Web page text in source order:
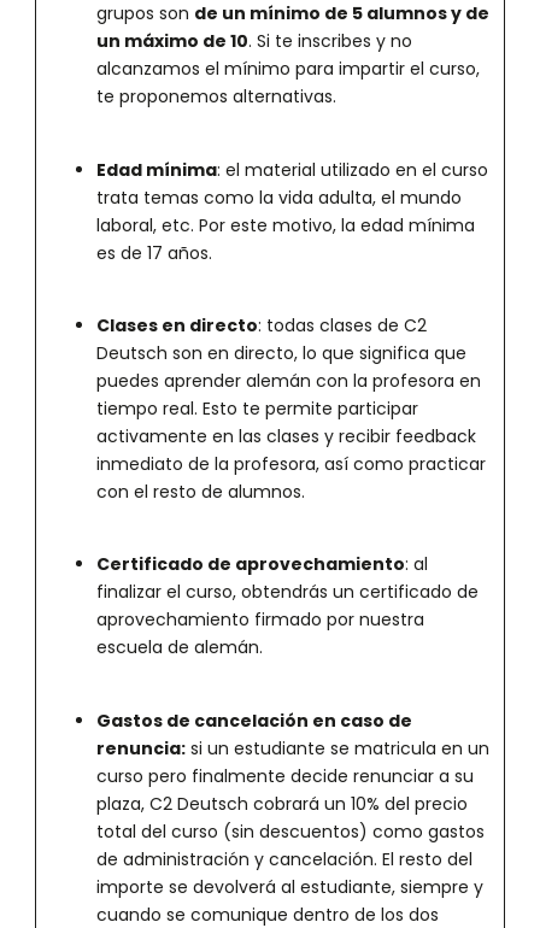
grupos son de un mínimo de 5 alumnos y de
un máximo de 10. Si te inscribes y no
alcanzamos el mínimo para impartir el curso,
te proponemos alternativas.
Edad mínima: el material utilizado en el curso
trata temas como la vida adulta, el mundo
laboral, etc. Por este motivo, la edad mínima
es de 17 años.
Clases en directo: todas clases de C2
Deutsch son en directo, lo que significa que
puedes aprender alemán con la profesora en
tiempo real. Esto te permite participar
activamente en las clases y recibir feedback
inmediato de la profesora, así como practicar
con el resto de alumnos.
Certificado de aprovechamiento: al
finalizar el curso, obtendrás un certificado de
aprovechamiento firmado por nuestra
escuela de alemán.
Gastos de cancelación en caso de
renuncia:si un estudiante se matricula en un
curso pero finalmente decide renunciar a su
plaza, C2 Deutsch cobrará un 10% del precio
total del curso (sin descuentos) como gastos
de administración y cancelación. El resto del
importe se devolverá al estudiante, siempre y
cuando se comunique dentro de los dos